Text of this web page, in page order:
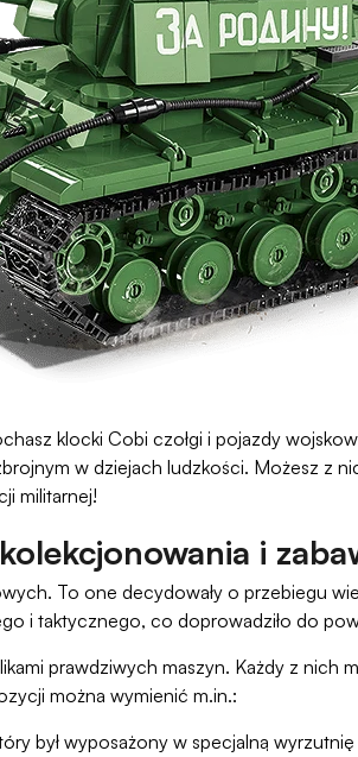
klocki Cobi czołgi i pojazdy
w dziejach ludzkości. Możesz z
militarnej!
i
To one decydowały o przebiegu
i taktycznego, co doprowadziło do
prawdziwych maszyn. Każdy z nich
można wymienić m.in.:
był wyposażony w specjalną